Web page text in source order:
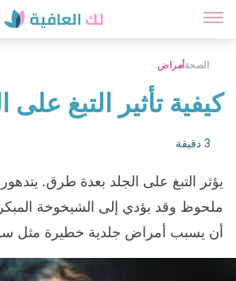
الصحةأمراض
كيفية تأثير التبغ على
3 دقيقة
يؤثر التبغ على الجلد بعدة طرق.
ملحوظ وقد يؤدي إلى الشيخوخة
أن يسبب أمراض جلدية خطيرة مثل